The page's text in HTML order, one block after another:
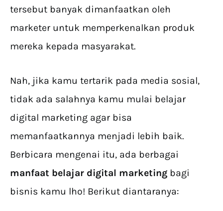
tersebut banyak dimanfaatkan oleh
marketer untuk memperkenalkan produk
mereka kepada masyarakat.
Nah, jika kamu tertarik pada media sosial,
tidak ada salahnya kamu mulai belajar
digital marketing agar bisa
memanfaatkannya menjadi lebih baik.
Berbicara mengenai itu, ada berbagai
manfaat belajar digital marketing bagi
bisnis kamu lho! Berikut diantaranya: